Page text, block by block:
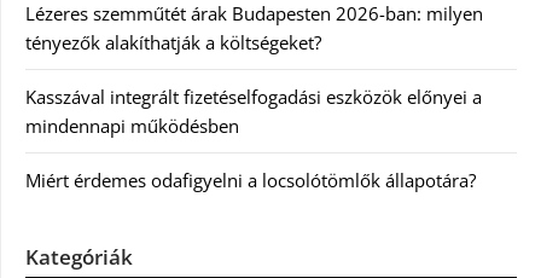
Lézeres szemműtét árak Budapesten 2026-ban: milyen
tényezők alakíthatják a költségeket?
Kasszával integrált fizetéselfogadási eszközök előnyei a
mindennapi működésben
Miért érdemes odafigyelni a locsolótömlők állapotára?
Kategóriák